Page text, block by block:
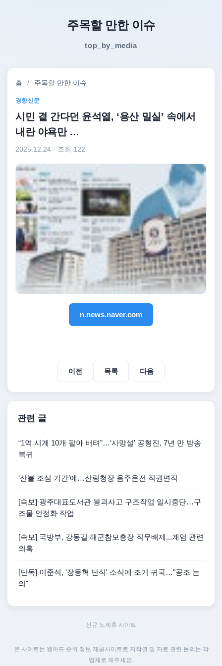
주목할 만한 이슈
top_by_media
홈 / 주목할 만한 이슈
경향신문
시민 곁 간다던 윤석열, ‘용산 밀실’ 속에서
내란 야욕만 …
2025.12.24 · 조회 122
n.news.naver.com
이전 목록 다음
관련 글
“1억 시계 10개 팔아 버텨”…‘사망설’ 공형진, 7년 만 방송
복귀
‘산불 조심 기간’에…산림청장 음주운전 직권면직
[속보] 광주대표도서관 붕괴사고 구조작업 일시중단…구
조물 안정화 작업
[속보] 국방부, 강동길 해군참모총장 직무배제...계엄 관련
의혹
[단독] 이준석, '장동혁 단식' 소식에 조기 귀국…"공조 논
의"
신규 노제휴 사이트
본 사이트는 웹하드 순위 정보 제공사이트로 저작권 및 자료 관련 문의는 각
업체로 해주세요.